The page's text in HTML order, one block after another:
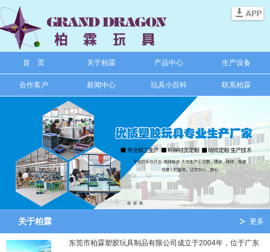
首 页 关于柏霖 产品中心 生产设备
合作客户 新闻中心 玩具小百科 联系柏霖
更多
关于柏霖
东莞市柏霖塑胶玩具制品有限公司成立于2004年，位于广东
信息搜索
搜索